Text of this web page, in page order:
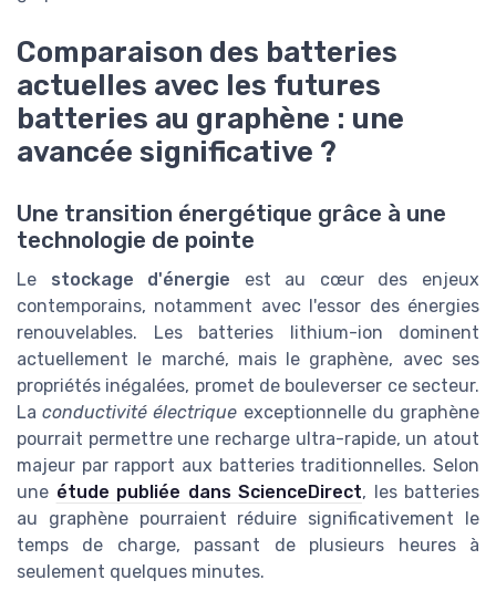
Comparaison des batteries
actuelles avec les futures
batteries au graphène : une
avancée significative ?
Une transition énergétique grâce à une
technologie de pointe
Le stockage d'énergie est au cœur des enjeux
contemporains, notamment avec l'essor des énergies
renouvelables. Les batteries lithium-ion dominent
actuellement le marché, mais le graphène, avec ses
propriétés inégalées, promet de bouleverser ce secteur.
Laconductivité électrique exceptionnelle du graphène
pourrait permettre une recharge ultra-rapide, un atout
majeur par rapport aux batteries traditionnelles. Selon
une étude publiée dans ScienceDirect, les batteries
au graphène pourraient réduire significativement le
temps de charge, passant de plusieurs heures à
seulement quelques minutes.